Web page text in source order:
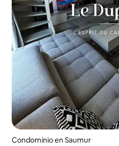
Condominio en Saumur